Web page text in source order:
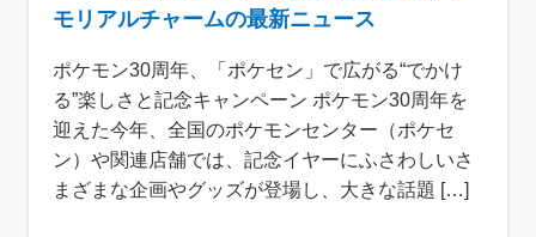
モリアルチャームの最新ニュース
ポケモン30周年、「ポケセン」で広がる“でかけ
る”楽しさと記念キャンペーン ポケモン30周年を
迎えた今年、全国のポケモンセンター（ポケセ
ン）や関連店舗では、記念イヤーにふさわしいさ
まざまな企画やグッズが登場し、大きな話題 […]